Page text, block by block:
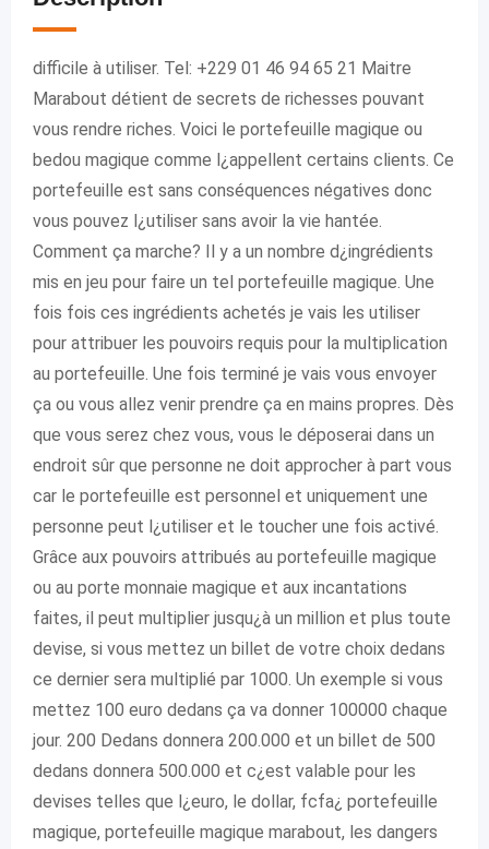
difficile à utiliser. Tel: +229 01 46 94 65 21 Maitre
Marabout détient de secrets de richesses pouvant
vous rendre riches. Voici le portefeuille magique ou
bedou magique comme l¿appellent certains clients. Ce
portefeuille est sans conséquences négatives donc
vous pouvez l¿utiliser sans avoir la vie hantée.
Comment ça marche? Il y a un nombre d¿ingrédients
mis en jeu pour faire un tel portefeuille magique. Une
fois fois ces ingrédients achetés je vais les utiliser
pour attribuer les pouvoirs requis pour la multiplication
au portefeuille. Une fois terminé je vais vous envoyer
ça ou vous allez venir prendre ça en mains propres. Dès
que vous serez chez vous, vous le déposerai dans un
endroit sûr que personne ne doit approcher à part vous
car le portefeuille est personnel et uniquement une
personne peut l¿utiliser et le toucher une fois activé.
Grâce aux pouvoirs attribués au portefeuille magique
ou au porte monnaie magique et aux incantations
faites, il peut multiplier jusqu¿à un million et plus toute
devise, si vous mettez un billet de votre choix dedans
ce dernier sera multiplié par 1000. Un exemple si vous
mettez 100 euro dedans ça va donner 100000 chaque
jour. 200 Dedans donnera 200.000 et un billet de 500
dedans donnera 500.000 et c¿est valable pour les
devises telles que l¿euro, le dollar, fcfa¿ portefeuille
magique, portefeuille magique marabout, les dangers